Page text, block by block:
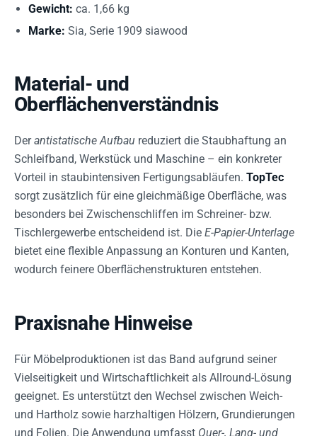
Gewicht: ca. 1,66 kg
Marke: Sia, Serie 1909 siawood
Material- und
Oberflächenverständnis
Derantistatische Aufbau reduziert die Staubhaftung an
Schleifband, Werkstück und Maschine – ein konkreter
Vorteil in staubintensiven Fertigungsabläufen. TopTec
sorgt zusätzlich für eine gleichmäßige Oberfläche, was
besonders bei Zwischenschliffen im Schreiner- bzw.
Tischlergewerbe entscheidend ist. Die E-Papier-Unterlage
bietet eine flexible Anpassung an Konturen und Kanten,
wodurch feinere Oberflächenstrukturen entstehen.
Praxisnahe Hinweise
Für Möbelproduktionen ist das Band aufgrund seiner
Vielseitigkeit und Wirtschaftlichkeit als Allround-Lösung
geeignet. Es unterstützt den Wechsel zwischen Weich-
und Hartholz sowie harzhaltigen Hölzern, Grundierungen
und Folien. Die Anwendung umfasst Quer-, Lang- und